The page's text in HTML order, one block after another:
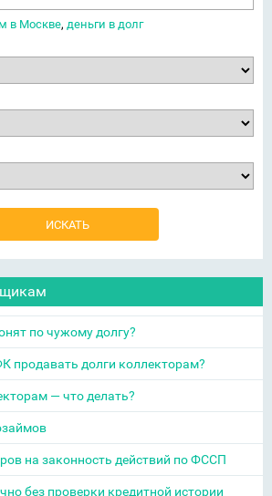
в Москве, деньги в долг
по чужому долгу?
продавать долги коллекторам?
— что делать?
на законность действий по ФССП
без проверки кредитной истории